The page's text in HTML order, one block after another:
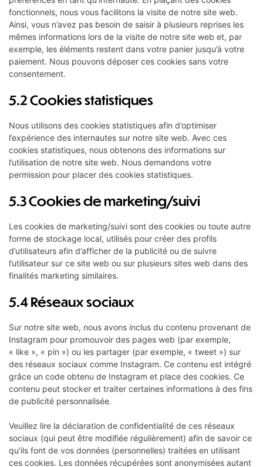
fonctionnels, nous vous facilitons la visite de notre site web.
Ainsi, vous n’avez pas besoin de saisir à plusieurs reprises les
mêmes informations lors de la visite de notre site web et, par
exemple, les éléments restent dans votre panier jusqu’à votre
paiement. Nous pouvons déposer ces cookies sans votre
consentement.
5.2 Cookies statistiques
Nous utilisons des cookies statistiques afin d’optimiser
l’expérience des internautes sur notre site web. Avec ces
cookies statistiques, nous obtenons des informations sur
l’utilisation de notre site web. Nous demandons votre
permission pour placer des cookies statistiques.
5.3 Cookies de marketing/suivi
Les cookies de marketing/suivi sont des cookies ou toute autre
forme de stockage local, utilisés pour créer des profils
d’utilisateurs afin d’afficher de la publicité ou de suivre
l’utilisateur sur ce site web ou sur plusieurs sites web dans des
finalités marketing similaires.
5.4 Réseaux sociaux
Sur notre site web, nous avons inclus du contenu provenant de
Instagram pour promouvoir des pages web (par exemple,
« like », « pin ») ou les partager (par exemple, « tweet ») sur
des réseaux sociaux comme Instagram. Ce contenu est intégré
grâce un code obtenu de Instagram et place des cookies. Ce
contenu peut stocker et traiter certaines informations à des fins
de publicité personnalisée.
Veuillez lire la déclaration de confidentialité de ces réseaux
sociaux (qui peut être modifiée régulièrement) afin de savoir ce
qu’ils font de vos données (personnelles) traitées en utilisant
ces cookies. Les données récupérées sont anonymisées autant